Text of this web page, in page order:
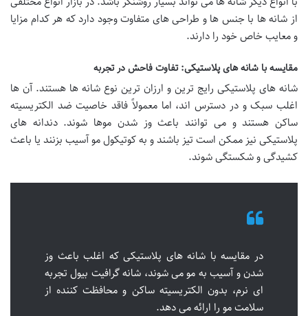
از شانه ها با جنس ها و طراحی های متفاوت وجود دارد که هر کدام مزایا
و معایب خاص خود را دارند.
مقایسه با شانه های پلاستیکی: تفاوت فاحش در تجربه
شانه های پلاستیکی رایج ترین و ارزان ترین نوع شانه ها هستند. آن ها
اغلب سبک و در دسترس اند، اما معمولاً فاقد خاصیت ضد الکتریسیته
ساکن هستند و می توانند باعث وز شدن موها شوند. دندانه های
پلاستیکی نیز ممکن است تیز باشند و به کوتیکول مو آسیب بزنند یا باعث
کشیدگی و شکستگی شوند.
در مقایسه با شانه های پلاستیکی که اغلب باعث وز
شدن و آسیب به مو می شوند، شانه گرافیت بیول تجربه
ای نرم، بدون الکتریسیته ساکن و محافظت کننده از
سلامت مو را ارائه می دهد.